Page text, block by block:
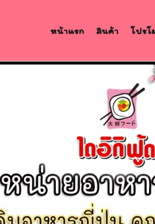
หน้าแรก สินค้า โปร